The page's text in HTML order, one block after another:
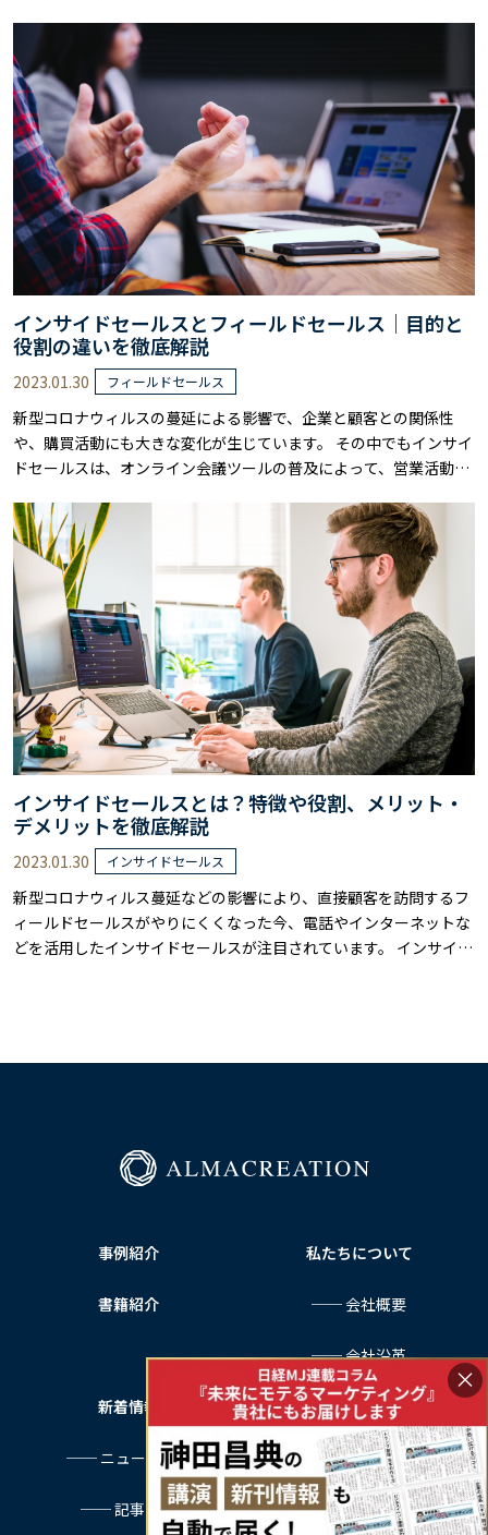
ます。 ただ、テレアポの仕事は簡単な仕事ではなく、毎日いくら架
電しても、なかなか成果が上がらないとお悩みの方も多いことでし
ょう。 そこでおすすめしたいのが、……
インサイドセールスとフィールドセールス｜目的と
役割の違いを徹底解説
2023.01.30 フィールドセールス
新型コロナウィルスの蔓延による影響で、企業と顧客との関係性
や、購買活動にも大きな変化が生じています。 その中でもインサイ
ドセールスは、オンライン会議ツールの普及によって、営業活動の
ています。 ただしBtoBマーケティングにおいては、このような状
況下においても、従来の営業手法であるフィールドセールスが必要
不可欠です。なぜなら、BtoBマーケ……
インサイドセールスとは？特徴や役割、メリット・
デメリットを徹底解説
2023.01.30 インサイドセールス
新型コロナウィルス蔓延などの影響により、直接顧客を訪問するフ
ィールドセールスがやりにくくなった今、電話やインターネットな
どを活用したインサイドセールスが注目されています。 インサイド
×
事例紹介
書籍紹介
私たちについて
── 会社概要
── 会社沿革
新着情報
── ニュース一覧
── 記事一覧
サービス利用規約
プライバシーポリシー
特定商取引法に基づく表記